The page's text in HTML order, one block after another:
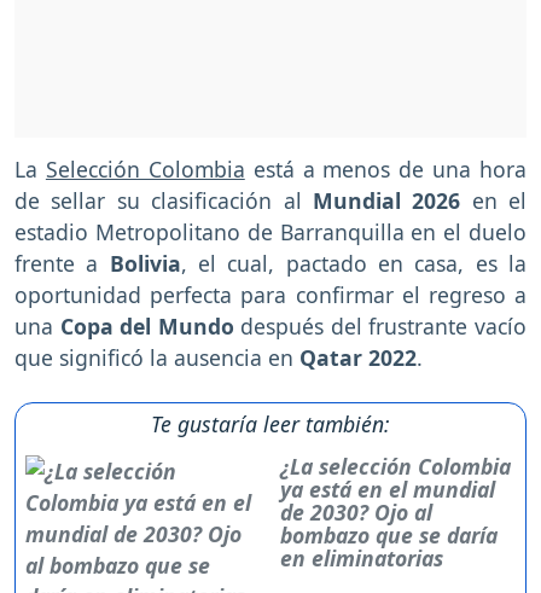
La Selección Colombia está a menos de una hora
de sellar su clasificación al Mundial 2026 en el
estadio Metropolitano de Barranquilla en el duelo
frente a Bolivia, el cual, pactado en casa, es la
oportunidad perfecta para confirmar el regreso a
una Copa del Mundo después del frustrante vacío
que significó la ausencia en Qatar 2022.
Te gustaría leer también:
¿La selección Colombia
ya está en el mundial
de 2030? Ojo al
bombazo que se daría
en eliminatorias